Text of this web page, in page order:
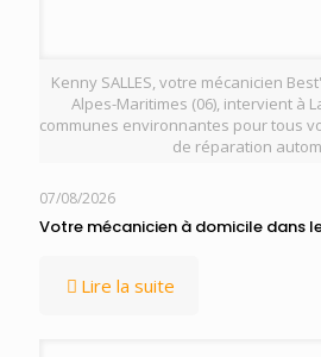
Kenny SALLES, votre mécanicien
Alpes-Maritimes (06), intervient à
communes environnantes pour tous
de réparation
07/08/2026
Votre mécanicien à domicile dans
Lire la suite